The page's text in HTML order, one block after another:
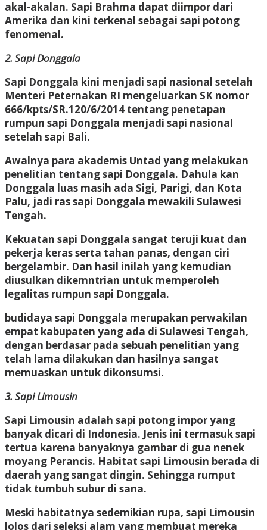
akal-akalan. Sapi Brahma dapat diimpor dari
Amerika dan kini terkenal sebagai sapi potong
fenomenal.
2. Sapi Donggala
Sapi Donggala kini menjadi sapi nasional setelah
Menteri Peternakan RI mengeluarkan SK nomor
666/kpts/SR.120/6/2014 tentang penetapan
rumpun sapi Donggala menjadi sapi nasional
setelah sapi Bali.
Awalnya para akademis Untad yang melakukan
penelitian tentang sapi Donggala. Dahula kan
Donggala luas masih ada Sigi, Parigi, dan Kota
Palu, jadi ras sapi Donggala mewakili Sulawesi
Tengah.
Kekuatan sapi Donggala sangat teruji kuat dan
pekerja keras serta tahan panas, dengan ciri
bergelambir. Dan hasil inilah yang kemudian
diusulkan dikemntrian untuk memperoleh
legalitas rumpun sapi Donggala.
budidaya sapi Donggala merupakan perwakilan
empat kabupaten yang ada di Sulawesi Tengah,
dengan berdasar pada sebuah penelitian yang
telah lama dilakukan dan hasilnya sangat
memuaskan untuk dikonsumsi.
3. Sapi Limousin
Sapi Limousin adalah sapi potong impor yang
banyak dicari di Indonesia. Jenis ini termasuk sapi
tertua karena banyaknya gambar di gua nenek
moyang Perancis. Habitat sapi Limousin berada di
daerah yang sangat dingin. Sehingga rumput
tidak tumbuh subur di sana.
Meski habitatnya sedemikian rupa, sapi Limousin
lolos dari seleksi alam yang membuat mereka